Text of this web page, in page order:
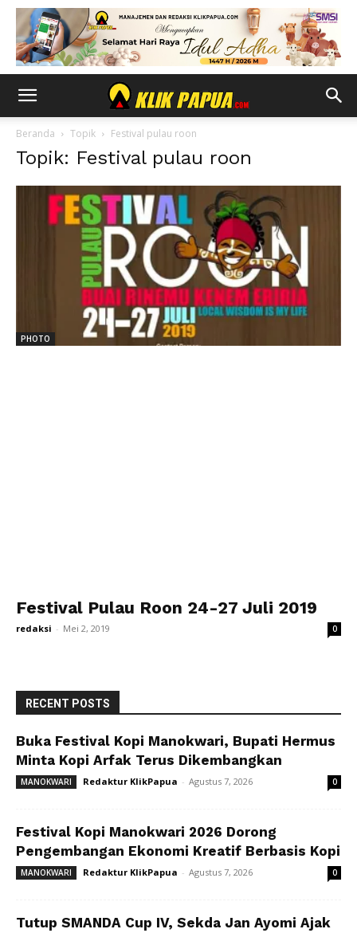
Beranda Topik Festival pulau roon
Topik: Festival pulau roon
PHOTO
Festival Pulau Roon 24-27 Juli 2019
redaksi - Mei 2, 2019 0
RECENT POSTS
Buka Festival Kopi Manokwari, Bupati Hermus
Minta Kopi Arfak Terus Dikembangkan
MANOKWARI Redaktur KlikPapua - Agustus 7, 2026 0
Festival Kopi Manokwari 2026 Dorong
Pengembangan Ekonomi Kreatif Berbasis Kopi
MANOKWARI Redaktur KlikPapua - Agustus 7, 2026 0
Tutup SMANDA Cup IV, Sekda Jan Ayomi Ajak